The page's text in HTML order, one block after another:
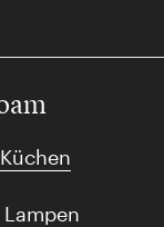
Küchen
Lampen